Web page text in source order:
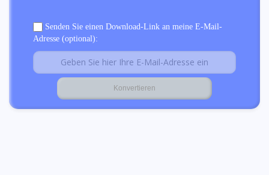
Senden Sie einen Download-Link an meine E-Mail-
Adresse (optional):